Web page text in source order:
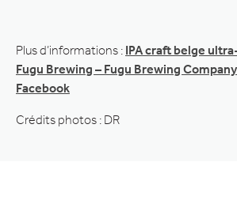
Plus d’informations : IPA craft belge
Fugu Brewing – Fugu Brewing Company
Facebook
Crédits photos : DR